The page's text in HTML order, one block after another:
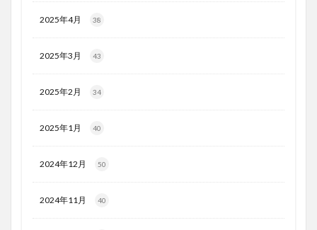
2025年4月 38
2025年3月 43
2025年2月 34
2025年1月 40
2024年12月 50
2024年11月 40